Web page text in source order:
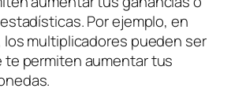
Por ejemplo, en
los multiplicadores pueden ser
permiten aumentar tus